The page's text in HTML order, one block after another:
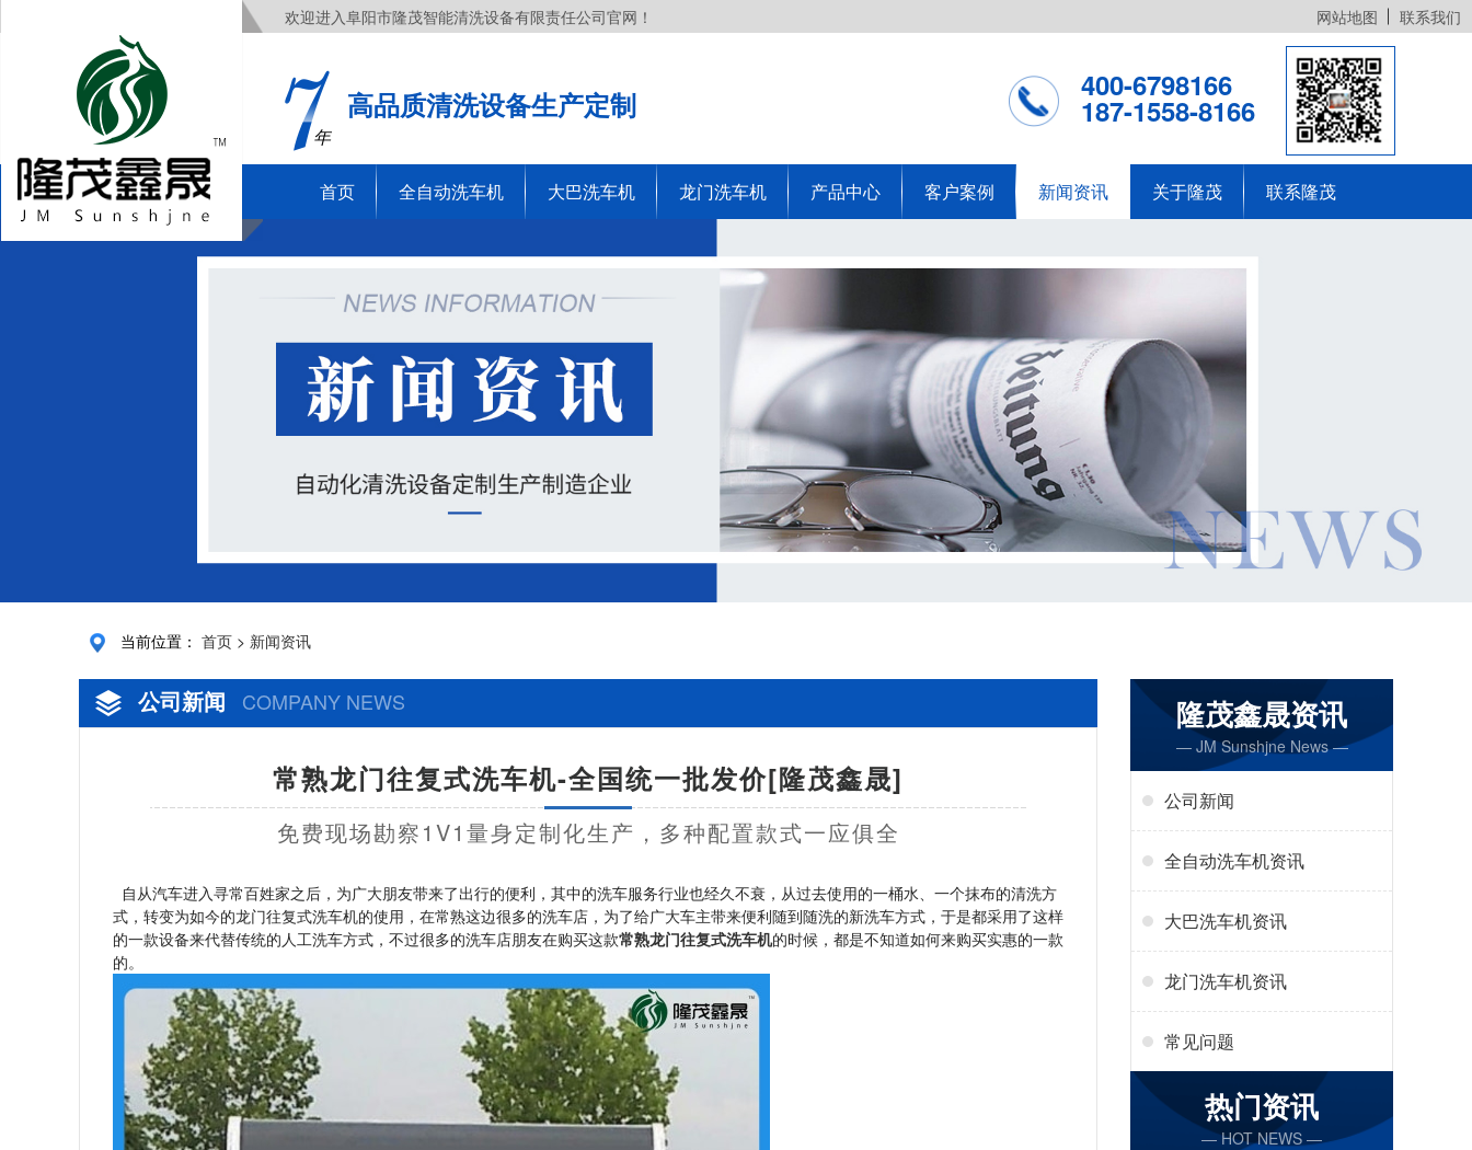
欢迎进入阜阳市隆茂智能清洗设备有限责任公司官网！ 网站地图 联系我们
年
高品质清洗设备生产定制
400-6798166
187-1558-8166
首页 全自动洗车机 大巴洗车机 龙门洗车机 产品中心 客户案例 新闻资讯 关于隆茂 联系隆茂
当前位置： 首页 > 新闻资讯
公司新闻 COMPANY NEWS
常熟龙门往复式洗车机-全国统一批发价[隆茂鑫晟]
免费现场勘察1V1量身定制化生产，多种配置款式一应俱全
自从汽车进入寻常百姓家之后，为广大朋友带来了出行的便利，其中的洗车服务行业也经久不衰，从过去使用的一桶水、一个抹布的清洗方
式，转变为如今的龙门往复式洗车机的使用，在常熟这边很多的洗车店，为了给广大车主带来便利随到随洗的新洗车方式，于是都采用了这样
的一款设备来代替传统的人工洗车方式，不过很多的洗车店朋友在购买这款常熟龙门往复式洗车机的时候，都是不知道如何来购买实惠的一款
的。
隆茂鑫晟资讯
— JM Sunshjne News —
公司新闻
全自动洗车机资讯
大巴洗车机资讯
龙门洗车机资讯
常见问题
热门资讯
— HOT NEWS —